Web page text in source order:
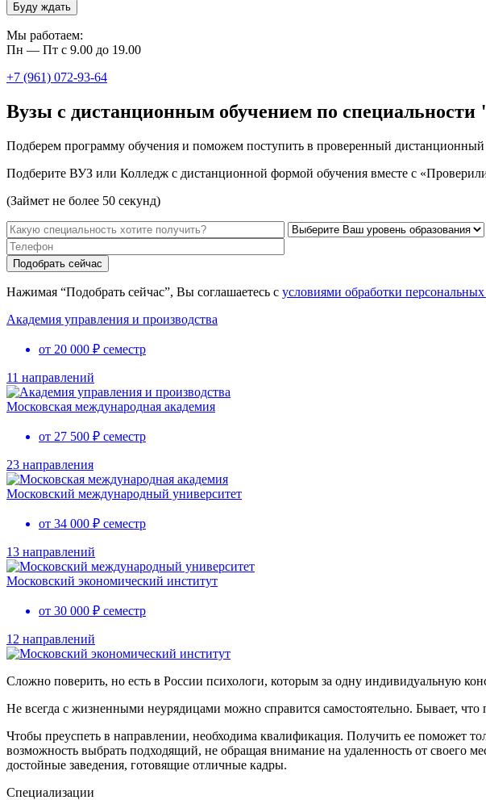
Буду ждать
Мы работаем:
Пн — Пт с 9.00 до 19.00
+7 (961) 072-93-64
Вузы с дистанционным обучением по
Подберем программу обучения и поможем поступить в проверенный
Подберите ВУЗ или Колледж с дистанционной формой обучения вместе с
(Займет не более 50 секунд)
Нажимая “Подобрать сейчас”, Вы соглашаетесь с условиями обработки
Академия управления и производства
от 20 000 ₽ семестр
11 направлений
Московская международная академия
от 27 500 ₽ семестр
23 направления
Московский международный университет
от 34 000 ₽ семестр
13 направлений
Московский экономический институт
от 30 000 ₽ семестр
12 направлений
Сложно поверить, но есть в России психологи, которым за одну индивидуальную
Не всегда с жизненными неурядицами можно справится самостоятельно. Бывает,
Чтобы преуспеть в направлении, необходима квалификация. Получить ее поможет
возможность выбрать подходящий, не обращая внимание на удаленность от своего
достойные заведения, готовящие отличные кадры.
Специализации